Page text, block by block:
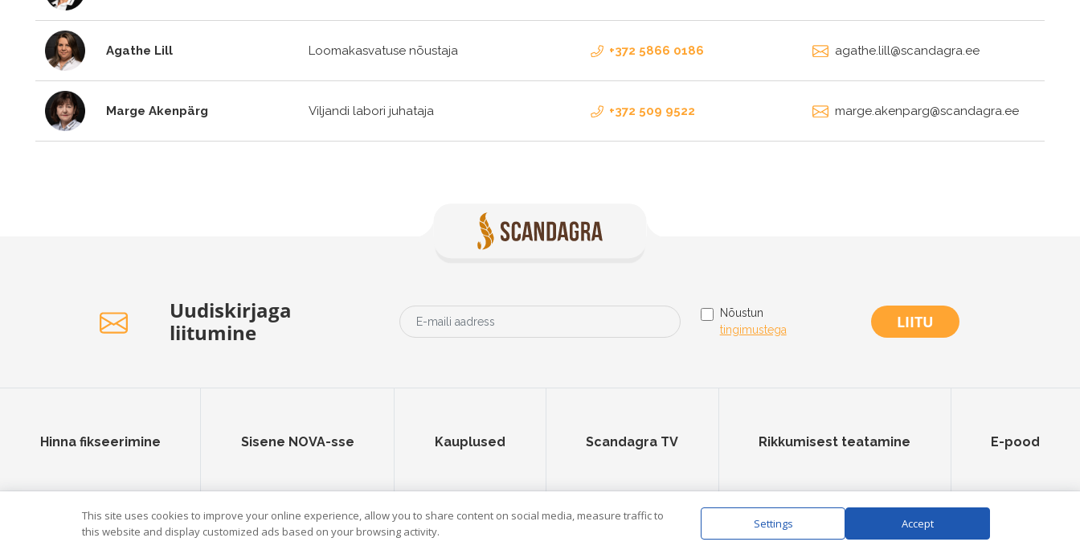
Agathe Lill Loomakasvatuse nõustaja +372 5866 0186 agathe.lill@scandagra.ee
Marge Akenpärg Viljandi labori juhataja +372 509 9522 marge.akenparg@scandagra.ee
Uudiskirjaga
liitumine
Nõustun
tingimustega
LIITU
Hinna fikseerimine Sisene NOVA-sse Kauplused Scandagra TV Rikkumisest teatamine E-pood
© Scandagra 2026. Andmekaitsetingimused
This site uses cookies to improve your online experience, allow you to share content on social media, measure traffic to
this website and display customized ads based on your browsing activity.
Settings Accept